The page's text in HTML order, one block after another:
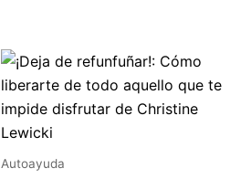
Autoayuda